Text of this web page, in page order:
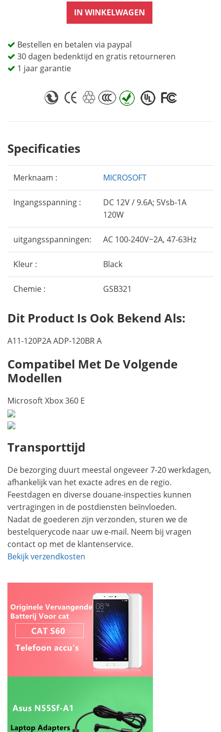
IN WINKELWAGEN
Bestellen en betalen via paypal
30 dagen bedenktijd en gratis retourneren
1 jaar garantie
Specificaties
Merknaam : MICROSOFT
Ingangsspanning :
DC 12V / 9.6A; 5Vsb-1A
120W
uitgangsspanningen: AC 100-240V~2A, 47-63Hz
Kleur : Black
Chemie : GSB321
Dit Product Is Ook Bekend Als:
A11-120P2A ADP-120BR A
Compatibel Met De Volgende
Modellen
Microsoft Xbox 360 E
Transporttijd
De bezorging duurt meestal ongeveer 7-20 werkdagen,
afhankelijk van het exacte adres en de regio.
Feestdagen en diverse douane-inspecties kunnen
vertragingen in de postdiensten beïnvloeden.
Nadat de goederen zijn verzonden, sturen we de
bestelquerycode naar uw e-mail. Neem bij vragen
contact op met de klantenservice.
Bekijk verzendkosten